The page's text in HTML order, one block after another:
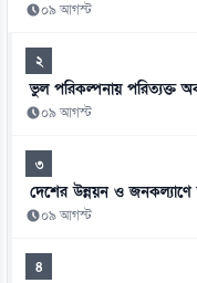
০৯ আগস্ট
২
ভুল পরিকল্পনায় পরিত্যক্ত
০৯ আগস্ট
৩
দেশের উন্নয়ন ও জনকল্যাণে
০৯ আগস্ট
৪